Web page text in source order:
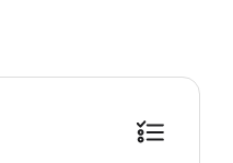
밥은 점심 식사를 위해 제공됩